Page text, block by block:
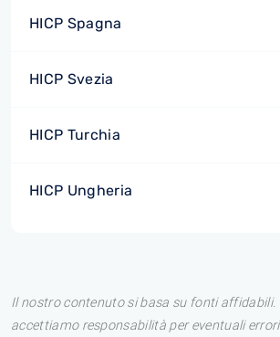
HICP Spagna
HICP Svezia
HICP Turchia
HICP Ungheria
Il nostro contenuto si basa su fonti affidabili.
accettiamo responsabilità per eventuali